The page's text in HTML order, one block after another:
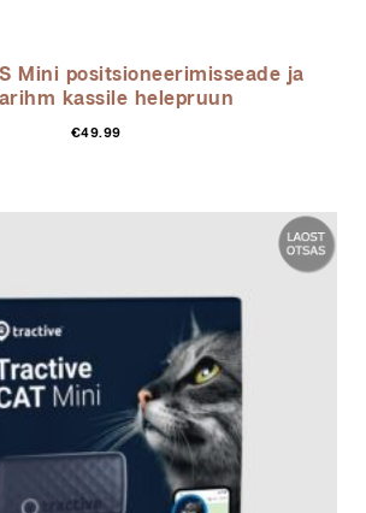
Mini positsioneerimisseade ja
kassile helepruun
€49.99